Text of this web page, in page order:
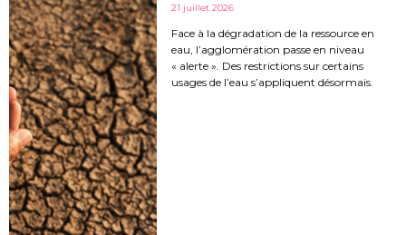
21 juillet 2026
Face à la dégradation de la ressource en
eau, l’agglomération passe en niveau
« alerte ». Des restrictions sur certains
usages de l’eau s’appliquent désormais.